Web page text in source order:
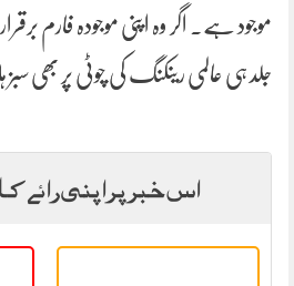
موجود ہے۔ اگر وہ اپنی موجودہ فارم
جلد ہی عالمی رینکنگ کی چوٹی پر بھی سبز
اس خبر پر اپنی رائے